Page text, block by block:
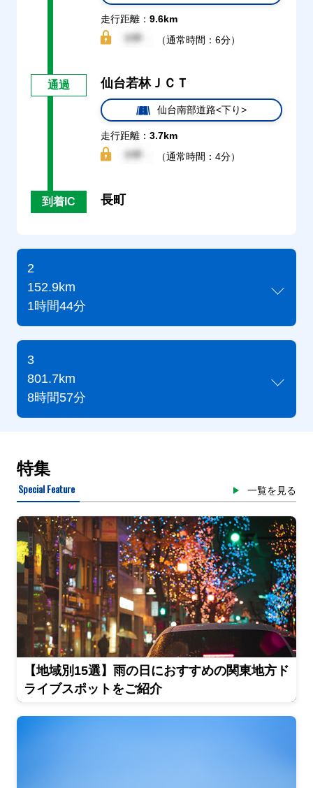
走行距離： 9.6km
（通常時間：6分）
通過 仙台若林ＪＣＴ
仙台南部道路<下り>
走行距離： 3.7km
（通常時間：4分）
到着IC 長町
2
152.9km
1時間44分
3
801.7km
8時間57分
特集
Special Feature 一覧を見る
【地域別15選】雨の日におすすめの関東地方ド
ライブスポットをご紹介